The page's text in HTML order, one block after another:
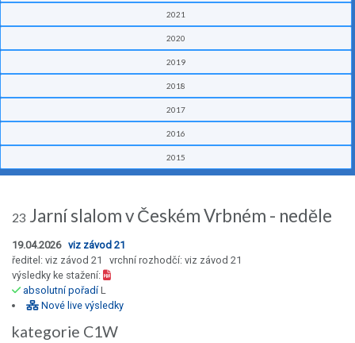
2021
2020
2019
2018
2017
2016
2015
23 Jarní slalom v Českém Vrbném - neděle
19.04.2026 viz závod 21
ředitel: viz závod 21 vrchní rozhodčí: viz závod 21
výsledky ke stažení:
absolutní pořadíL
Nové live výsledky
kategorie C1W